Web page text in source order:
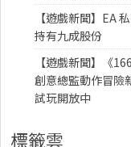
【遊戲新聞】EA
持有九成股份
【遊戲新聞】《
創意總監動作冒險
試玩開放中
標籤雲